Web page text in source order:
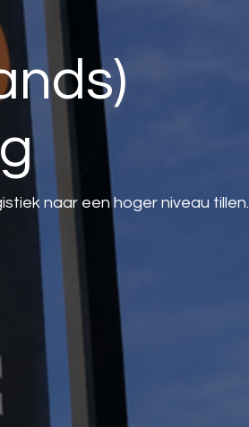
naar een hoger niveau tillen.